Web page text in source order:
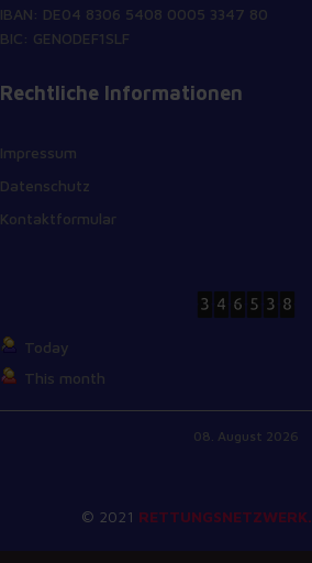
IBAN: DE04 8306 5408 0005 3347 80
BIC: GENODEF1SLF
Rechtliche Informationen
Impressum
Datenschutz
Kontaktformular
Today
This month
08. August 2026
© 2021 RETTUNGSNETZWERK.